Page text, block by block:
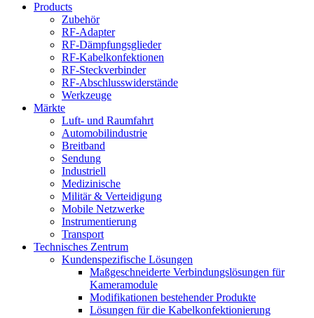
Products
Zubehör
RF-Adapter
RF-Dämpfungsglieder
RF-Kabelkonfektionen
RF-Steckverbinder
RF-Abschlusswiderstände
Werkzeuge
Märkte
Luft- und Raumfahrt
Automobilindustrie
Breitband
Sendung
Industriell
Medizinische
Militär & Verteidigung
Mobile Netzwerke
Instrumentierung
Transport
Technisches Zentrum
Kundenspezifische Lösungen
Maßgeschneiderte Verbindungslösungen für
Kameramodule
Modifikationen bestehender Produkte
Lösungen für die Kabelkonfektionierung